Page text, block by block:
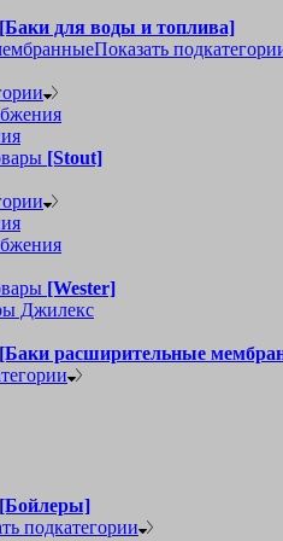
[Баки для воды и топлива]
Показать
[Stout]
[Wester]
Джилекс
[Баки расширительные
[Бойлеры]
подкатегории